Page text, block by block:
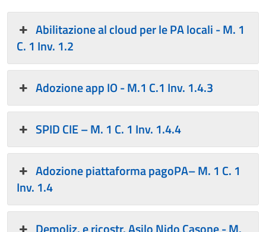
Abilitazione al cloud per le PA locali - M. 1
C. 1 Inv. 1.2
Adozione app IO - M.1 C.1 Inv. 1.4.3
SPID CIE – M. 1 C. 1 Inv. 1.4.4
Adozione piattaforma pagoPA– M. 1 C. 1
Inv. 1.4